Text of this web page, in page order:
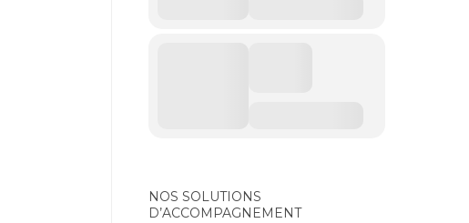
NOS SOLUTIONS
D’ACCOMPAGNEMENT